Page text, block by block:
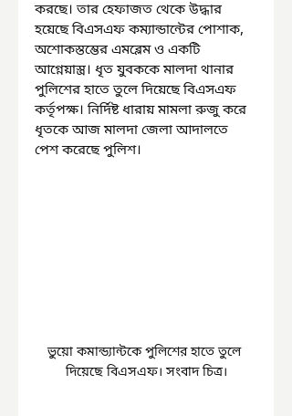
করছে। তার হেফাজত থেকে উদ্ধার
হয়েছে বিএসএফ কম্যান্ডান্টের পোশাক,
অশোকস্তম্ভের এমব্লেম ও একটি
আগ্নেয়াস্ত্র। ধৃত যুবককে মালদা থানার
পুলিশের হাতে তুলে দিয়েছে বিএসএফ
কর্তৃপক্ষ। নির্দিষ্ট ধারায় মামলা রুজু করে
ধৃতকে আজ মালদা জেলা আদালতে
পেশ করেছে পুলিশ।
ভুয়ো কমান্ড্যান্টকে পুলিশের হাতে তুলে
দিয়েছে বিএসএফ। সংবাদ চিত্র।